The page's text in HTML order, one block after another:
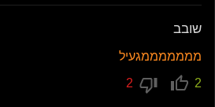
שובב
מממממממגעיל
2